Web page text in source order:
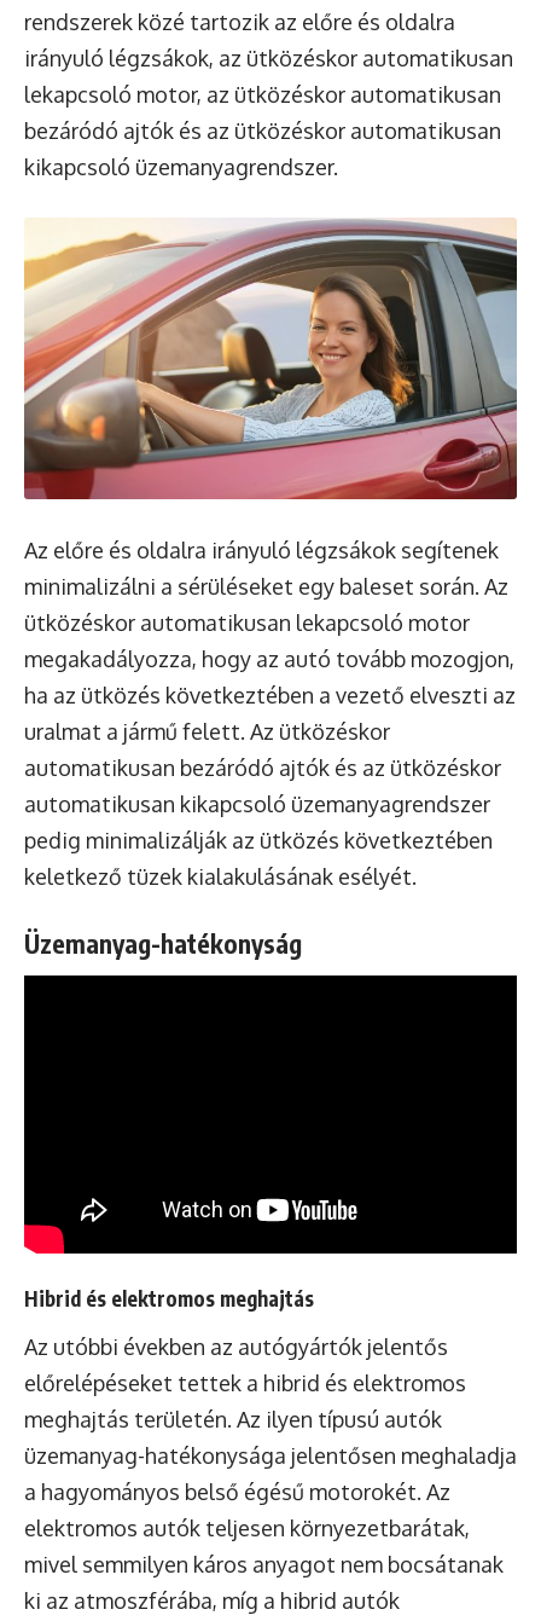
rendszerek közé tartozik az előre és oldalra
irányuló légzsákok, az ütközéskor automatikusan
lekapcsoló motor, az ütközéskor automatikusan
bezáródó ajtók és az ütközéskor automatikusan
kikapcsoló üzemanyagrendszer.
Az előre és oldalra irányuló légzsákok segítenek
minimalizálni a sérüléseket egy baleset során. Az
ütközéskor automatikusan lekapcsoló motor
megakadályozza, hogy az autó tovább mozogjon,
ha az ütközés következtében a vezető elveszti az
uralmat a jármű felett. Az ütközéskor
automatikusan bezáródó ajtók és az ütközéskor
automatikusan kikapcsoló üzemanyagrendszer
pedig minimalizálják az ütközés következtében
keletkező tüzek kialakulásának esélyét.
Üzemanyag-hatékonyság
Hibrid és elektromos meghajtás
Az utóbbi években az autógyártók jelentős
előrelépéseket tettek a hibrid és elektromos
meghajtás területén. Az ilyen típusú autók
üzemanyag-hatékonysága jelentősen meghaladja
a hagyományos belső égésű motorokét. Az
elektromos autók teljesen környezetbarátak,
mivel semmilyen káros anyagot nem bocsátanak
ki az atmoszférába, míg a hibrid autók